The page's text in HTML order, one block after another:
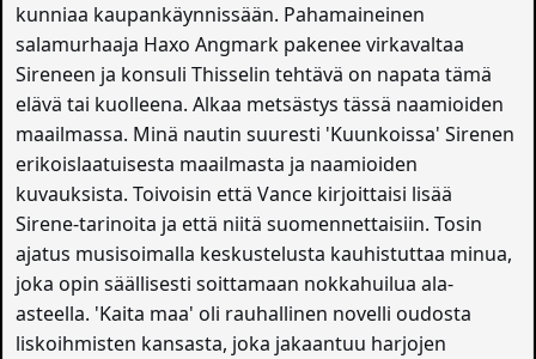
kunniaa kaupankäynnissään. Pahamaineinen
salamurhaaja Haxo Angmark pakenee virkavaltaa
Sireneen ja konsuli Thisselin tehtävä on napata tämä
elävä tai kuolleena. Alkaa metsästys tässä naamioiden
maailmassa. Minä nautin suuresti 'Kuunkoissa' Sirenen
erikoislaatuisesta maailmasta ja naamioiden
kuvauksista. Toivoisin että Vance kirjoittaisi lisää
Sirene-tarinoita ja että niitä suomennettaisiin. Tosin
ajatus musisoimalla keskustelusta kauhistuttaa minua,
joka opin säällisesti soittamaan nokkahuilua ala-
asteella. 'Kaita maa' oli rauhallinen novelli oudosta
liskoihmisten kansasta, joka jakaantuu harjojen